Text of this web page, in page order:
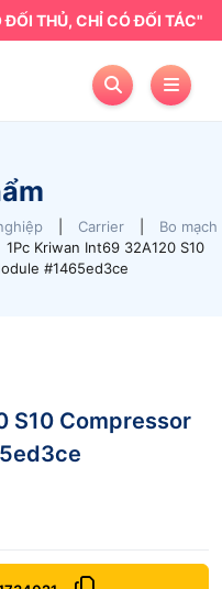
ĐỐI THỦ, CHỈ CÓ ĐỐI TÁC"
Carrier
Bo mạch
1Pc Kriwan Int69 32A120 S10
#1465ed3ce
S10 Compressor